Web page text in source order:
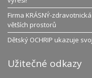
Firma KRÁSNÝ-
větších prostorů
Dětský OCHRIP ukazuje
Užitečné odkazy